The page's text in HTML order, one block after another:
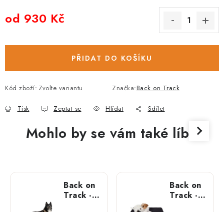
od 930 Kč
PŘIDAT DO KOŠÍKU
Kód zboží: Zvolte variantu Značka:Back on Track
Tisk Zeptat se Hlídat Sdílet
Mohlo by se vám také líbit
Back on
Track -
Back on
Track -